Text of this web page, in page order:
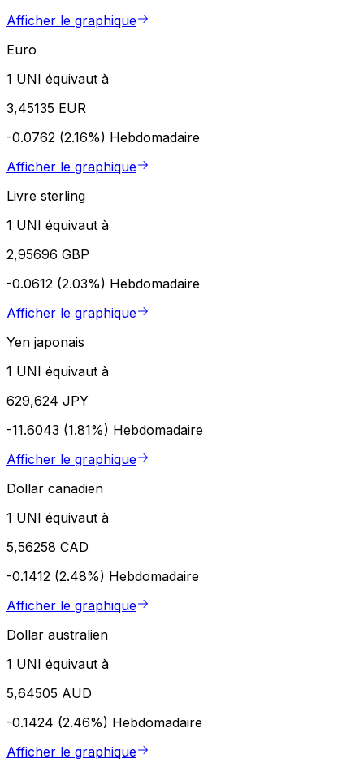
Afficher le graphique
Euro
1 UNI équivaut à
3,45135 EUR
-0.0762 (2.16%) Hebdomadaire
Afficher le graphique
Livre sterling
1 UNI équivaut à
2,95696 GBP
-0.0612 (2.03%) Hebdomadaire
Afficher le graphique
Yen japonais
1 UNI équivaut à
629,624 JPY
-11.6043 (1.81%) Hebdomadaire
Afficher le graphique
Dollar canadien
1 UNI équivaut à
5,56258 CAD
-0.1412 (2.48%) Hebdomadaire
Afficher le graphique
Dollar australien
1 UNI équivaut à
5,64505 AUD
-0.1424 (2.46%) Hebdomadaire
Afficher le graphique